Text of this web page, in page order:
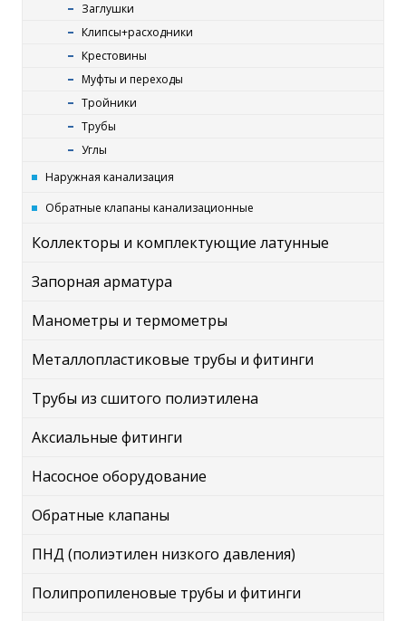
Заглушки
Клипсы+расходники
Крестовины
Муфты и переходы
Тройники
Трубы
Углы
Наружная канализация
Обратные клапаны канализационные
Коллекторы и комплектующие латунные
Запорная арматура
Манометры и термометры
Металлопластиковые трубы и фитинги
Трубы из сшитого полиэтилена
Аксиальные фитинги
Насосное оборудование
Обратные клапаны
ПНД (полиэтилен низкого давления)
Полипропиленовые трубы и фитинги